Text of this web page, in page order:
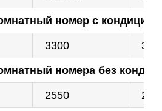
номер с
3300
номера без
2550